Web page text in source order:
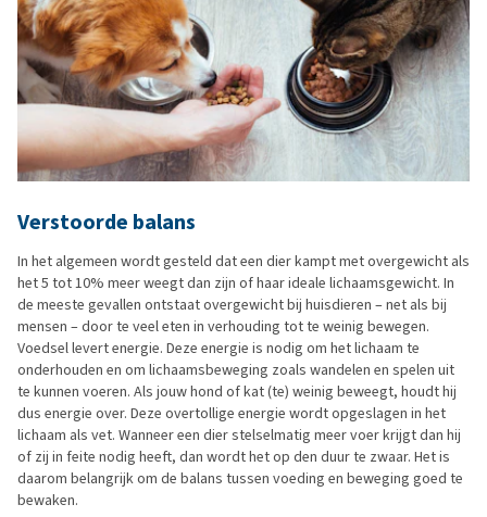
Verstoorde balans
In het algemeen wordt gesteld dat een dier kampt met overgewicht als
het 5 tot 10% meer weegt dan zijn of haar ideale lichaamsgewicht. In
de meeste gevallen ontstaat overgewicht bij huisdieren – net als bij
mensen – door te veel eten in verhouding tot te weinig bewegen.
Voedsel levert energie. Deze energie is nodig om het lichaam te
onderhouden en om lichaamsbeweging zoals wandelen en spelen uit
te kunnen voeren. Als jouw hond of kat (te) weinig beweegt, houdt hij
dus energie over. Deze overtollige energie wordt opgeslagen in het
lichaam als vet. Wanneer een dier stelselmatig meer voer krijgt dan hij
of zij in feite nodig heeft, dan wordt het op den duur te zwaar. Het is
daarom belangrijk om de balans tussen voeding en beweging goed te
bewaken.